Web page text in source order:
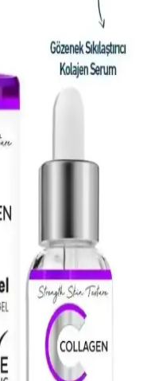
Filamentleri:
arasındaki farklar, cilt
temizleyiciler ve
anlatılmaktadır.
Düzensiz
ciltler için cilt
uzun vadede sağlıklı
Çözümü
gizleyip cildi
günlük makyajda pratik
Bakımında